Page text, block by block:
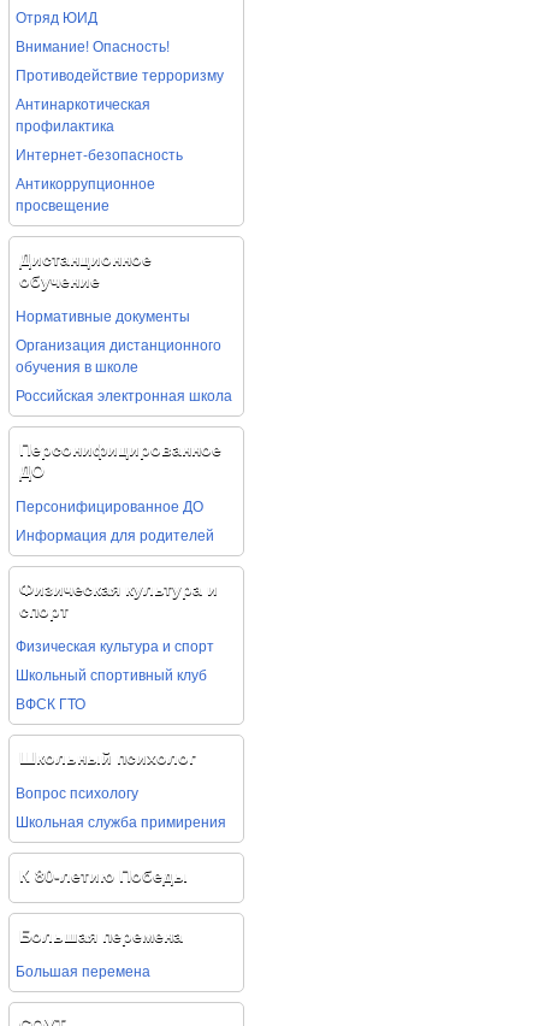
Отряд ЮИД
Внимание! Опасность!
Противодействие терроризму
Антинаркотическая
профилактика
Интернет-безопасность
Антикоррупционное
просвещение
Дистанционное
обучение
Нормативные документы
Организация дистанционного
обучения в школе
Российская электронная школа
Персонифицированное
ДО
Персонифицированное ДО
Информация для родителей
Физическая культура и
спорт
Физическая культура и спорт
Школьный спортивный клуб
ВФСК ГТО
Школьный психолог
Вопрос психологу
Школьная служба примирения
К 80-летию Победы
Большая перемена
Большая перемена